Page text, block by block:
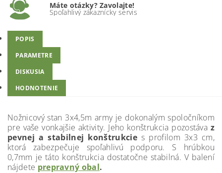
Máte otázky? Zavolajte!
Spoľahlivý zákaznícky servis
POPIS
PARAMETRE
DISKUSIA
HODNOTENIE
Nožnicový stan 3x4,5m army je dokonalým spoločníkom
pre vaše vonkajšie aktivity. Jeho konštrukcia pozostáva z
pevnej a stabilnej konštrukcies profilom 3x3 cm,
ktorá zabezpečuje spoľahlivú podporu. S hrúbkou
0,7mm je táto konštrukcia dostatočne stabilná. V balení
nájdete prepravný obal.